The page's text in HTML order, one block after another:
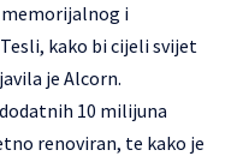
memorijalnog i
kako bi cijeli svijet
je Alcorn.
10 milijuna
renoviran, te kako je